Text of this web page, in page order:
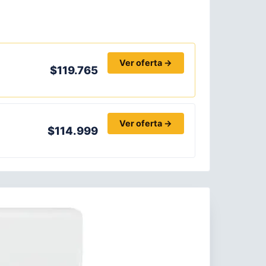
$119.765
Ver oferta →
$114.999
Ver oferta →